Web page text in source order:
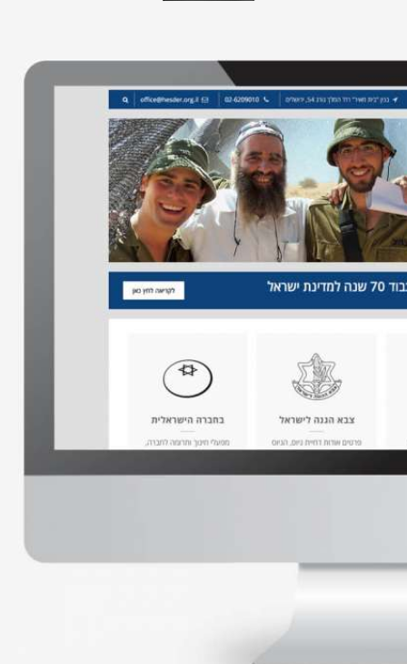
דפי נחיתה
ווידאו
חיתוך PSD ל-HTML
חנות ווירטואלית
ממשק משתמש
עיצוב אתרים